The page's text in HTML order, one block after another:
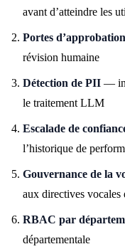
avant d’atteindre les
Portes d’approbation
révision humaine
Détection de PII —
le traitement LLM
Escalade de
l’historique de
Gouvernance de la
aux directives vocales
RBAC par
départementale